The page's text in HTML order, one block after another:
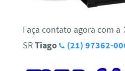
Faça contato agora com a
SRTiago (21) 97362-